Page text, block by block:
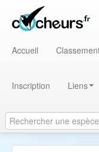
Accueil
Inscription Liens